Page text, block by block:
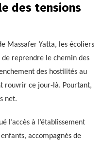
des tensions
Massafer Yatta, les écoliers
reprendre le chemin des
des hostilités au
rouvrir ce jour-là. Pourtant,
net.
l’accès à l’établissement
accompagnés de